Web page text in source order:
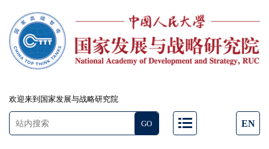
欢迎来到国家发展与战略研究院
EN